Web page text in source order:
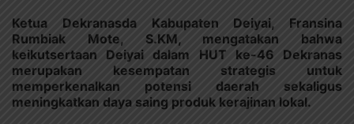
Ketua Dekranasda Kabupaten Deiyai, Fransina
Rumbiak Mote, S.KM, mengatakan bahwa
keikutsertaan Deiyai dalam HUT ke-46 Dekranas
merupakan kesempatan strategis untuk
memperkenalkan potensi daerah sekaligus
meningkatkan daya saing produk kerajinan lokal.